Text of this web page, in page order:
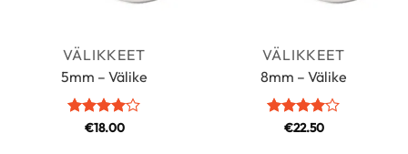
VÄLIKKEET
5mm – Välike
Arvostelu
€18.00
VÄLIKKEET
8mm – Välike
Arvostelu
€22.50